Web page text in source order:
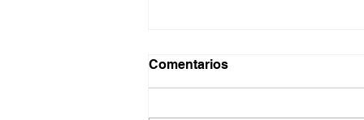
Comentarios